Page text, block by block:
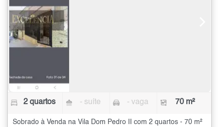
2 quartos - suíte - vaga 70 m²
Sobrado à Venda na Vila Dom Pedro II com 2 quartos - 70 m²